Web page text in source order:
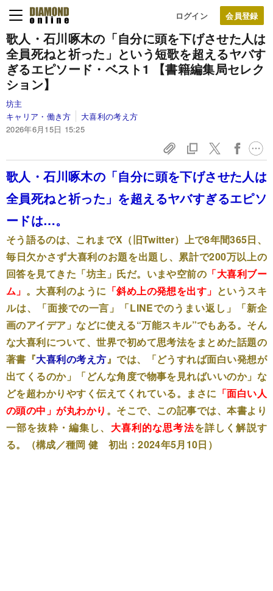
ログイン
歌人・石川啄木の「自分に頭を下げさせた人は
全員死ねと祈った」という短歌を超えるヤバす
ぎるエピソード・ベスト1 【書籍編集局セレク
ション】
坊主
キャリア・働き方
大喜利の考え方
2026年6月15日 15:25
歌人・石川啄木の「自分に頭を下げさせた人は
全員死ねと祈った」を超えるヤバすぎるエピソ
ードは…。
そう語るのは、これまでX（旧Twitter）上で8年間365日、
毎日欠かさず大喜利のお題を出題し、累計で200万以上の
回答を見てきた「坊主」氏だ。いまや空前の 「大喜利ブー
ム」 。大喜利のように 「斜め上の発想を出す」 というスキ
ルは、「面接での一言」「LINEでのうまい返し」「新企
画のアイデア」などに使える“万能スキル”でもある。そん
な大喜利について、世界で初めて思考法をまとめた話題の
著書『大喜利の考え方』では、「どうすれば面白い発想が
出てくるのか」「どんな角度で物事を見ればいいのか」な
どを超わかりやすく伝えてくれている。まさに 「面白い人
の頭の中」が丸わかり 。そこで、この記事では、本書より
一部を抜粋・編集し、 大喜利的な思考法を詳しく解説す
る。（構成／種岡 健 初出：2024年5月10日）